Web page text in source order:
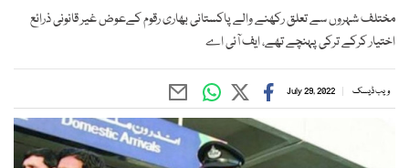
مختلف شہروں سے تعلق رکھنے والے پاکستانی بھاری رقوم کےعوض غیر قانونی ذرائع
اختیار کرکے ترکی پہنچے تھے، ایف آئی اے
ویب ڈیسک July 29, 2022